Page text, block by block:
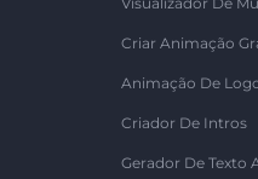
Criar Animação
Animação De
Criador De Intros
Gerador De Texto